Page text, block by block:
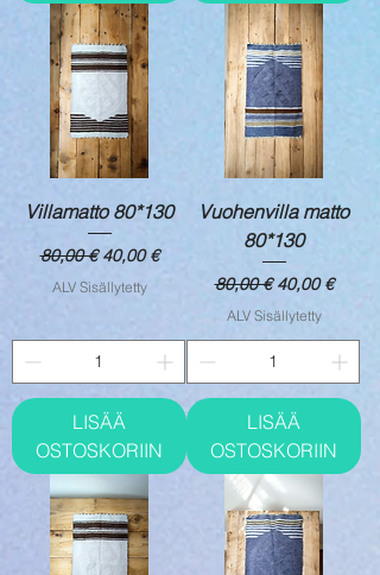
Villamatto 80*130
Normaali hinta
80,00 € Alehinta
40,00 €
ALV Sisällytetty
LISÄÄ
OSTOSKORIIN
Vuohenvilla matto
80*130
Normaali hinta
80,00 € Alehinta
40,00 €
ALV Sisällytetty
LISÄÄ
OSTOSKORIIN